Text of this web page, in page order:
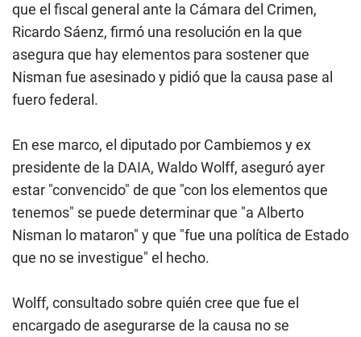
que el fiscal general ante la Cámara del Crimen,
Ricardo Sáenz, firmó una resolución en la que
asegura que hay elementos para sostener que
Nisman fue asesinado y pidió que la causa pase al
fuero federal.
En ese marco, el diputado por Cambiemos y ex
presidente de la DAIA, Waldo Wolff, aseguró ayer
estar "convencido" de que "con los elementos que
tenemos" se puede determinar que "a Alberto
Nisman lo mataron" y que "fue una política de Estado
que no se investigue" el hecho.
Wolff, consultado sobre quién cree que fue el
encargado de asegurarse de la causa no se